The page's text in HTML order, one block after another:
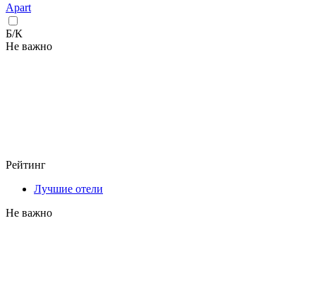
Apart
Б/К
Не важно
Рейтинг
Лучшие отели
Не важно